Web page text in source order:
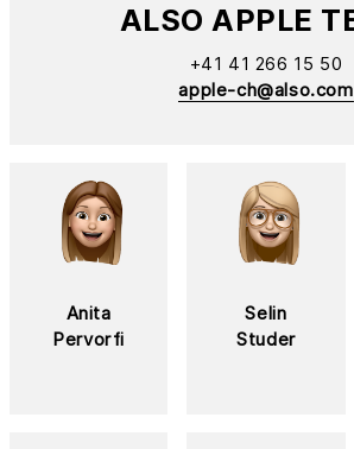
ALSO APPLE
+41 41 266 15 50
apple-ch@also.com
Anita
Pervorfi
Selin
Studer